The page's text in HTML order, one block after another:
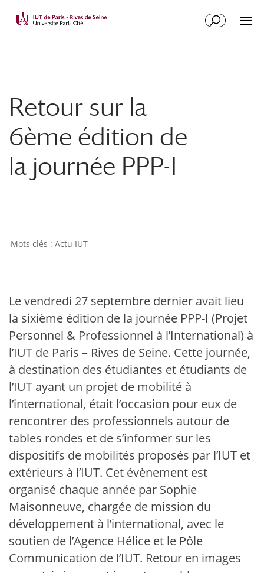
Retour sur la
6ème édition de
la journée PPP-I
Actu IUT
Le vendredi 27 septembre dernier avait lieu
la sixième édition de la journée PPP-I (Projet
Personnel & Professionnel à l’International) à
l’IUT de Paris – Rives de Seine. Cette journée,
à destination des étudiantes et étudiants de
l’IUT ayant un projet de mobilité à
l’international, était l’occasion pour eux de
rencontrer des professionnels autour de
tables rondes et de s’informer sur les
dispositifs de mobilités proposés par l’IUT et
extérieurs à l’IUT. Cet évènement est
organisé chaque année par Sophie
Maisonneuve, chargée de mission du
développement à l’international, avec le
soutien de l’Agence Hélice et le Pôle
Communication de l’IUT. Retour en images